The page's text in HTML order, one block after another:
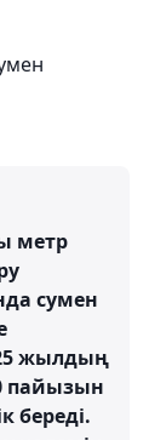
метр
сумен
жылдың
пайызын
береді.